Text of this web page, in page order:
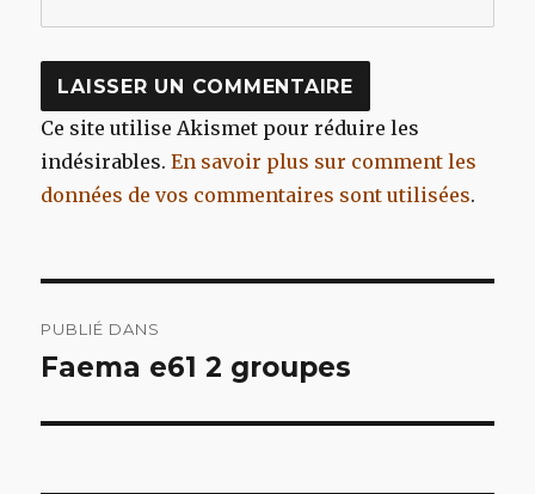
Ce site utilise Akismet pour réduire les
indésirables.En savoir plus sur comment les
données de vos commentaires sont utilisées.
de
PUBLIÉ DANS
Faema e61 2 groupes